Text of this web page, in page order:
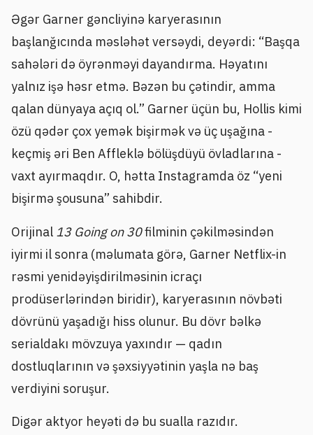
Əgər Garner gəncliyinə karyerasının
başlanğıcında məsləhət versəydi, deyərdi: “Başqa
sahələri də öyrənməyi dayandırma. Həyatını
yalnız işə həsr etmə. Bəzən bu çətindir, amma
qalan dünyaya açıq ol.” Garner üçün bu, Hollis kimi
özü qədər çox yemək bişirmək və üç uşağına -
keçmiş əri Ben Affleklə bölüşdüyü övladlarına -
vaxt ayırmaqdır. O, hətta Instagramda öz “yeni
bişirmə şousuna” sahibdir.
Orijinal 13 Going on 30filminin çəkilməsindən
iyirmi il sonra (məlumata görə, Garner Netflix-in
rəsmi yenidəyişdirilməsinin icraçı
prodüserlərindən biridir), karyerasının növbəti
dövrünü yaşadığı hiss olunur. Bu dövr bəlkə
serialdakı mövzuya yaxındır — qadın
dostluqlarının və şəxsiyyətinin yaşla nə baş
verdiyini soruşur.
Digər aktyor heyəti də bu sualla razıdır.